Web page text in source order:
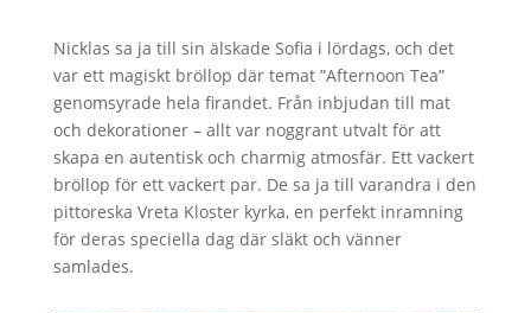
Nicklas sa ja till sin älskade Sofia i lördags, och det
var ett magiskt bröllop där temat ”Afternoon Tea”
genomsyrade hela firandet. Från inbjudan till mat
och dekorationer – allt var noggrant utvalt för att
skapa en autentisk och charmig atmosfär. Ett vackert
bröllop för ett vackert par. De sa ja till varandra i den
pittoreska Vreta Kloster kyrka, en perfekt inramning
för deras speciella dag där släkt och vänner
samlades.